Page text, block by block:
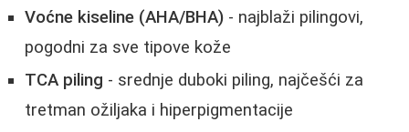
Voćne kiseline (AHA/BHA) - najblaži pilingovi,
pogodni za sve tipove kože
TCA piling - srednje duboki piling, najčešći za
tretman ožiljaka i hiperpigmentacije